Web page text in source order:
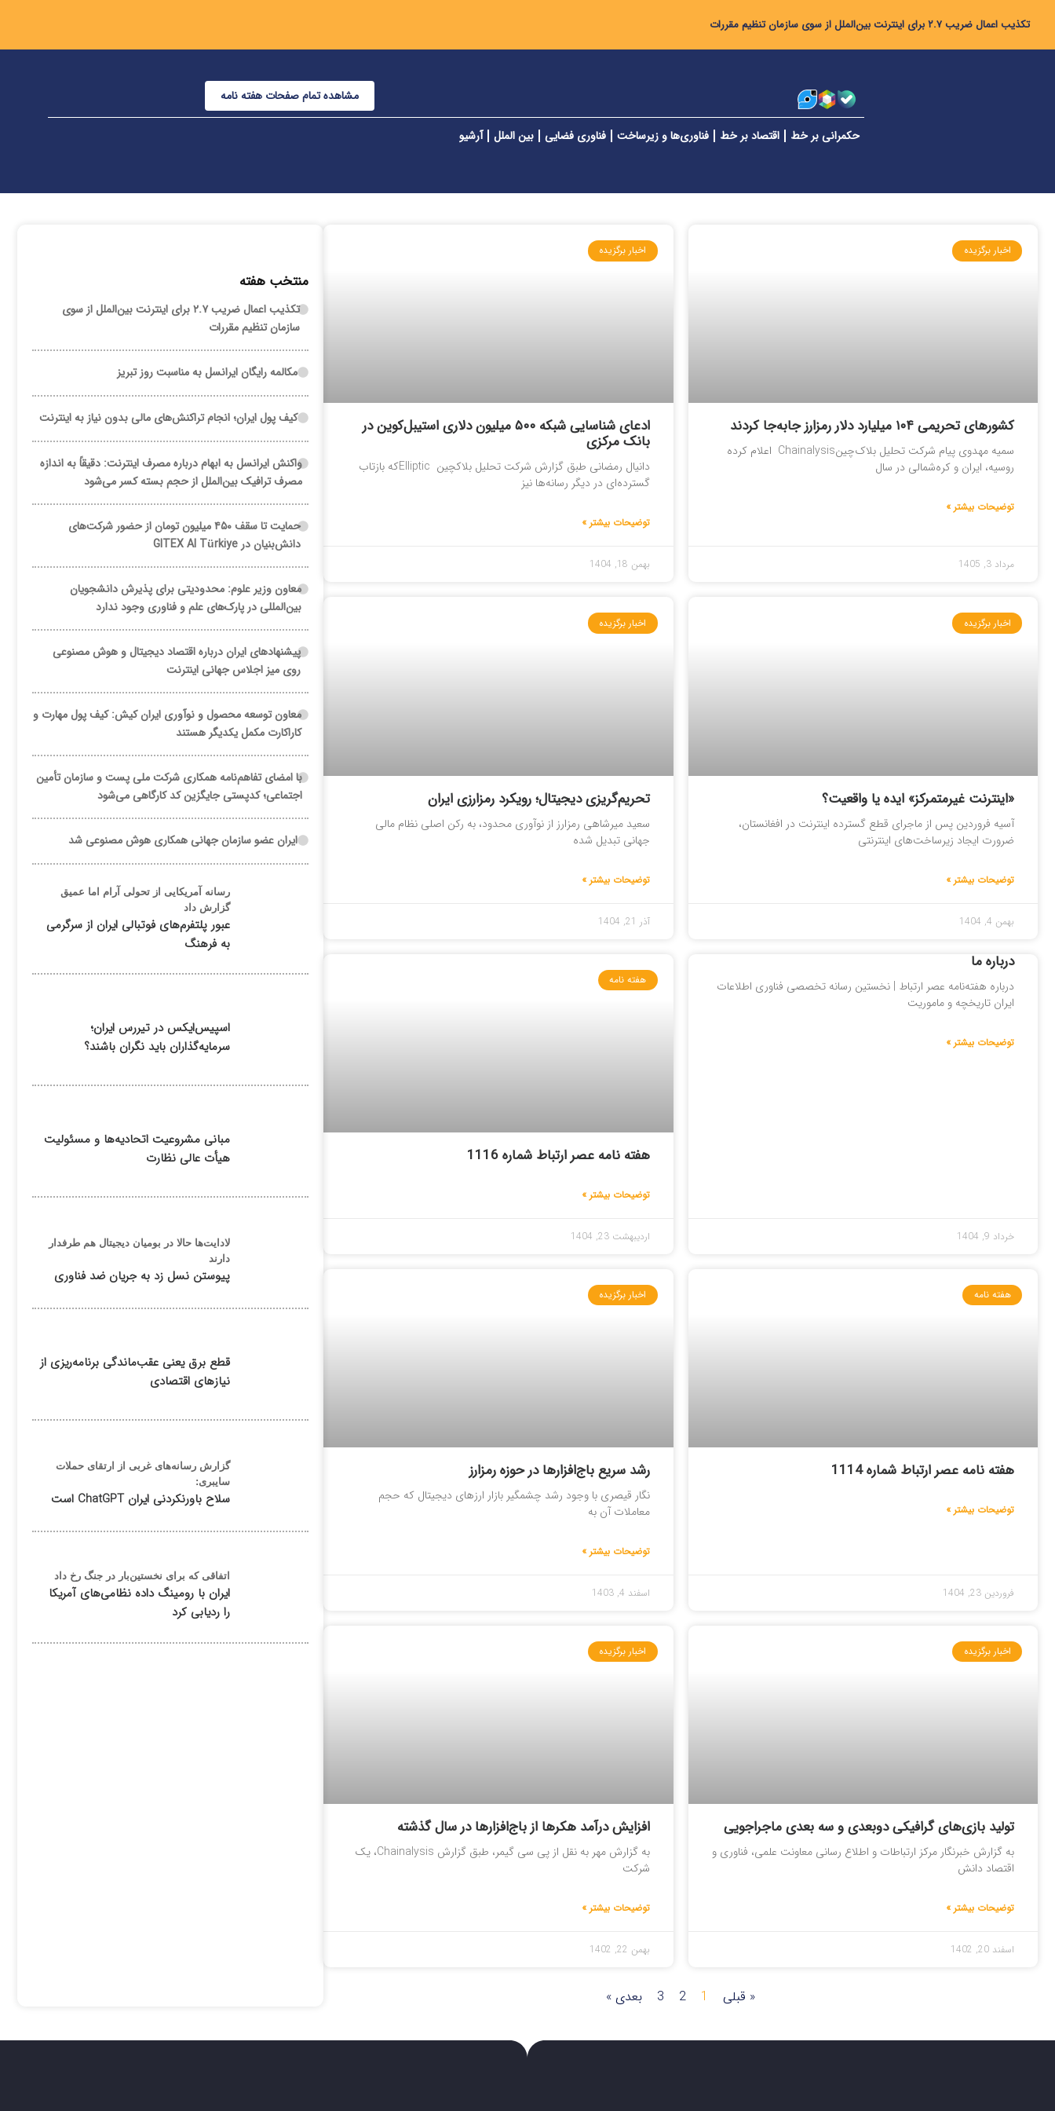
تکذیب اعمال ضریب ۲.۷ برای اینترنت بین‌الملل از سوی سازمان تنظیم مقررات
مشاهده تمام صفحات هفته نامه
حکمرانی بر خط اقتصاد بر خط فناوری‌ها و زیرساخت فناوری فضایی بین الملل آرشیو
اخبار برگزیده
کشورهای تحریمی ۱۰۴ میلیارد دلار رمزارز جابه‌جا کردند
سمیه مهدوی پیام شرکت تحلیل بلاک‌چینChainalysis اعلام کرده
روسیه، ایران و کره‌شمالی در سال
توضیحات بیشتر »
مرداد 3, 1405
اخبار برگزیده
ادعای شناسایی شبکه ۵۰۰ میلیون دلاری استیبل‌کوین در
بانک مرکزی
دانیال رمضانی طبق گزارش شرکت تحلیل بلاکچین Ellipticکه بازتاب
گسترده‌ای در دیگر رسانه‌ها نیز
توضیحات بیشتر »
بهمن 18, 1404
اخبار برگزیده
«اینترنت غیرمتمرکز» ایده یا واقعیت؟
آسیه فروردین پس از ماجرای قطع گسترده اینترنت در افغانستان،
ضرورت ایجاد زیرساخت‌های اینترنتی
توضیحات بیشتر »
بهمن 4, 1404
اخبار برگزیده
تحریم‌گریزی دیجیتال؛ رویکرد رمزارزی ایران
سعید میرشاهی رمزارز از نوآوری محدود، به رکن اصلی نظام مالی
جهانی تبدیل شده
توضیحات بیشتر »
آذر 21, 1404
درباره ما
درباره هفته‌نامه عصر ارتباط | نخستین رسانه تخصصی فناوری اطلاعات
ایران تاریخچه و ماموریت
توضیحات بیشتر »
خرداد 9, 1404
هفته نامه
هفته نامه عصر ارتباط شماره 1116
توضیحات بیشتر »
اردیبهشت 23, 1404
هفته نامه
هفته نامه عصر ارتباط شماره 1114
توضیحات بیشتر »
فروردین 23, 1404
اخبار برگزیده
رشد سریع باج‌افزارها در حوزه رمزارز
نگار قیصری با وجود رشد چشمگیر بازار ارزهای دیجیتال که حجم
معاملات آن به
توضیحات بیشتر »
اسفند 4, 1403
اخبار برگزیده
تولید بازی‌های گرافیکی دوبعدی و سه بعدی ماجراجویی
به گزارش خبرنگار مرکز ارتباطات و اطلاع رسانی معاونت علمی، فناوری و
اقتصاد دانش
توضیحات بیشتر »
اسفند 20, 1402
اخبار برگزیده
افزایش درآمد هکرها از باج‌افزارها در سال گذشته
به گزارش مهر به نقل از پی سی گیمر، طبق گزارش Chainalysis، یک
شرکت
توضیحات بیشتر »
بهمن 22, 1402
« قبلی 1
2
3 بعدی »
منتخب هفته
تکذیب اعمال ضریب ۲.۷ برای اینترنت بین‌الملل از سوی
سازمان تنظیم مقررات
مکالمه رایگان ایرانسل به مناسبت روز تبریز
کیف پول ایران؛ انجام تراکنش‌های مالی بدون نیاز به اینترنت
واکنش ایرانسل به ابهام درباره مصرف اینترنت: دقیقاً به اندازه
مصرف ترافیک بین‌الملل از حجم بسته کسر می‌شود
حمایت تا سقف ۴۵۰ میلیون تومان از حضور شرکت‌های
دانش‌بنیان در GITEX AI Türkiye
معاون وزیر علوم: محدودیتی برای پذیرش دانشجویان
بین‌المللی در پارک‌های علم و فناوری وجود ندارد
پیشنهادهای ایران درباره اقتصاد دیجیتال و هوش مصنوعی
روی میز اجلاس جهانی اینترنت
معاون توسعه محصول و نوآوری ایران کیش: کیف پول مهارت و
کاراکارت مکمل یکدیگر هستند
با امضای تفاهم‌نامه همکاری شرکت ملی پست و سازمان تأمین
اجتماعی؛ کدپستی جایگزین کد کارگاهی می‌شود
ایران عضو سازمان جهانی همکاری هوش مصنوعی شد
رسانه آمریکایی از تحولی آرام اما عمیق
گزارش داد
عبور پلتفرم‌های فوتبالی ایران از سرگرمی
به فرهنگ
اسپیس‌ایکس در تیررس ایران؛
سرمایه‌گذاران باید نگران باشند؟
مبانی مشروعیت اتحادیه‌ها و مسئولیت
هیأت عالی نظارت
لادایت‌ها حالا در بومیان دیجیتال هم طرفدار
دارند
پیوستن نسل زد به جریان ضد فناوری
قطع برق یعنی عقب‌ماندگی برنامه‌ریزی از
نیازهای اقتصادی
گزارش رسانه‌های غربی از ارتقای حملات
سایبری:
سلاح باورنکردنی ایران ChatGPT است
اتفاقی که برای نخستین‌بار در جنگ رخ داد
ایران با رومینگ داده نظامی‌های آمریکا
را ردیابی کرد